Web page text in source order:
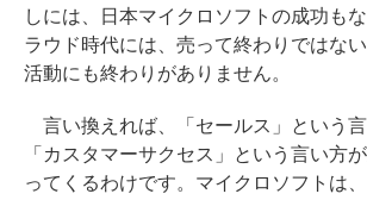
しには、日本マイクロソフトの成功も
ラウド時代には、売って終わりではな
活動にも終わりがありません。
言い換えれば、「セールス」という言
「カスタマーサクセス」という言い方
ってくるわけです。マイクロソフトは、